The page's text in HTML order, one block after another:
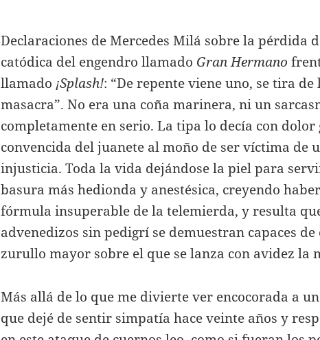
Declaraciones de Mercedes Milá sobre la pérdida
catódica del engendro llamado Gran Hermano
llamado ¡Splash!: “De repente viene uno, se tira
masacra”. No era una coña marinera, ni un
completamente en serio. La tipa lo decía con dolor
convencida del juanete al moño de ser víctima de
injusticia. Toda la vida dejándose la piel para
basura más hedionda y anestésica, creyendo
fórmula insuperable de la telemierda, y resulta
advenedizos sin pedigrí se demuestran capaces
zurullo mayor sobre el que se lanza con avidez la
Más allá de lo que me divierte ver encocorada a
que dejé de sentir simpatía hace veinte años y